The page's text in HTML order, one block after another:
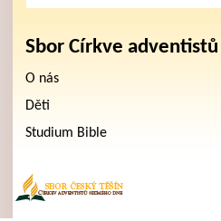
Sbor Církve
O nás
Děti
Studium Bible